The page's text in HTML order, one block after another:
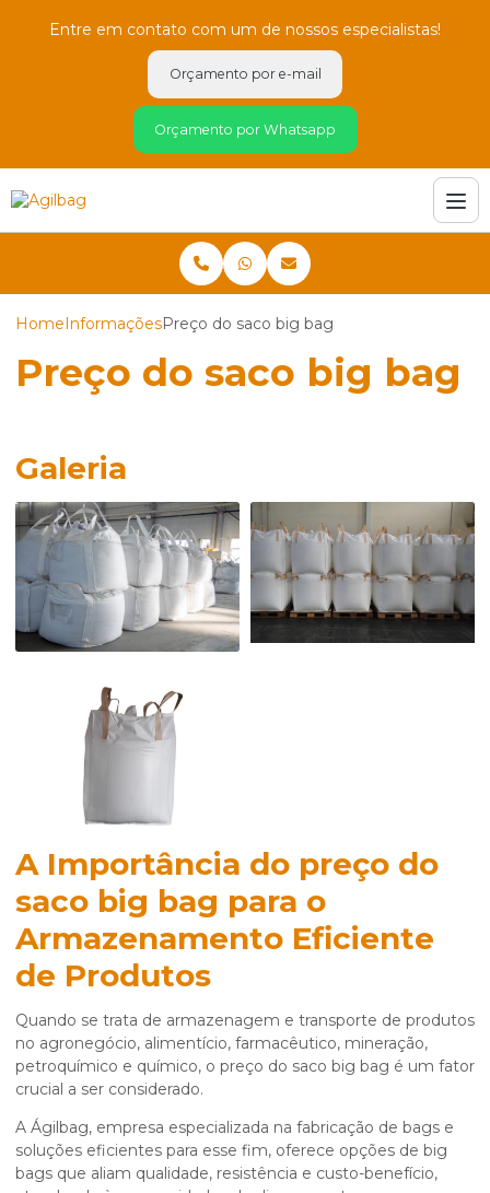
Entre em contato com um de nossos especialistas!
Orçamento por e-mail
Orçamento por Whatsapp
HomeInformaçõesPreço do saco big bag
Preço do saco big bag
Galeria
A Importância do preço do
saco big bag para o
Armazenamento Eficiente
de Produtos
Quando se trata de armazenagem e transporte de produtos
no agronegócio, alimentício, farmacêutico, mineração,
petroquímico e químico, o preço do saco big bag é um fator
crucial a ser considerado.
A Ágilbag, empresa especializada na fabricação de bags e
soluções eficientes para esse fim, oferece opções de big
bags que aliam qualidade, resistência e custo-benefício,